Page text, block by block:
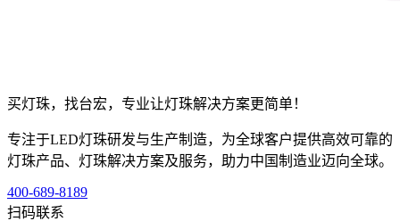
买灯珠，找台宏，专业让灯珠解决方案更简单！
专注于LED灯珠研发与生产制造，为全球客户提供高效可靠的
灯珠产品、灯珠解决方案及服务，助力中国制造业迈向全球。
400-689-8189
扫码联系